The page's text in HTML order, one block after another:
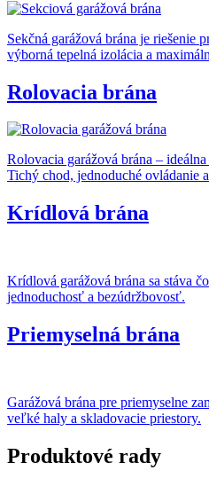
Sekčná garážová brána je riešenie
výborná tepelná izolácia a
Rolovacia brána
Rolovacia garážová brána –
Tichý chod, jednoduché ovládanie
Krídlová brána
Krídlová garážová brána sa stáva
jednoduchosť a bezúdržbovosť.
Priemyselná brána
Garážová brána pre priemyselne
veľké haly a skladovacie priestory.
Produktové rady